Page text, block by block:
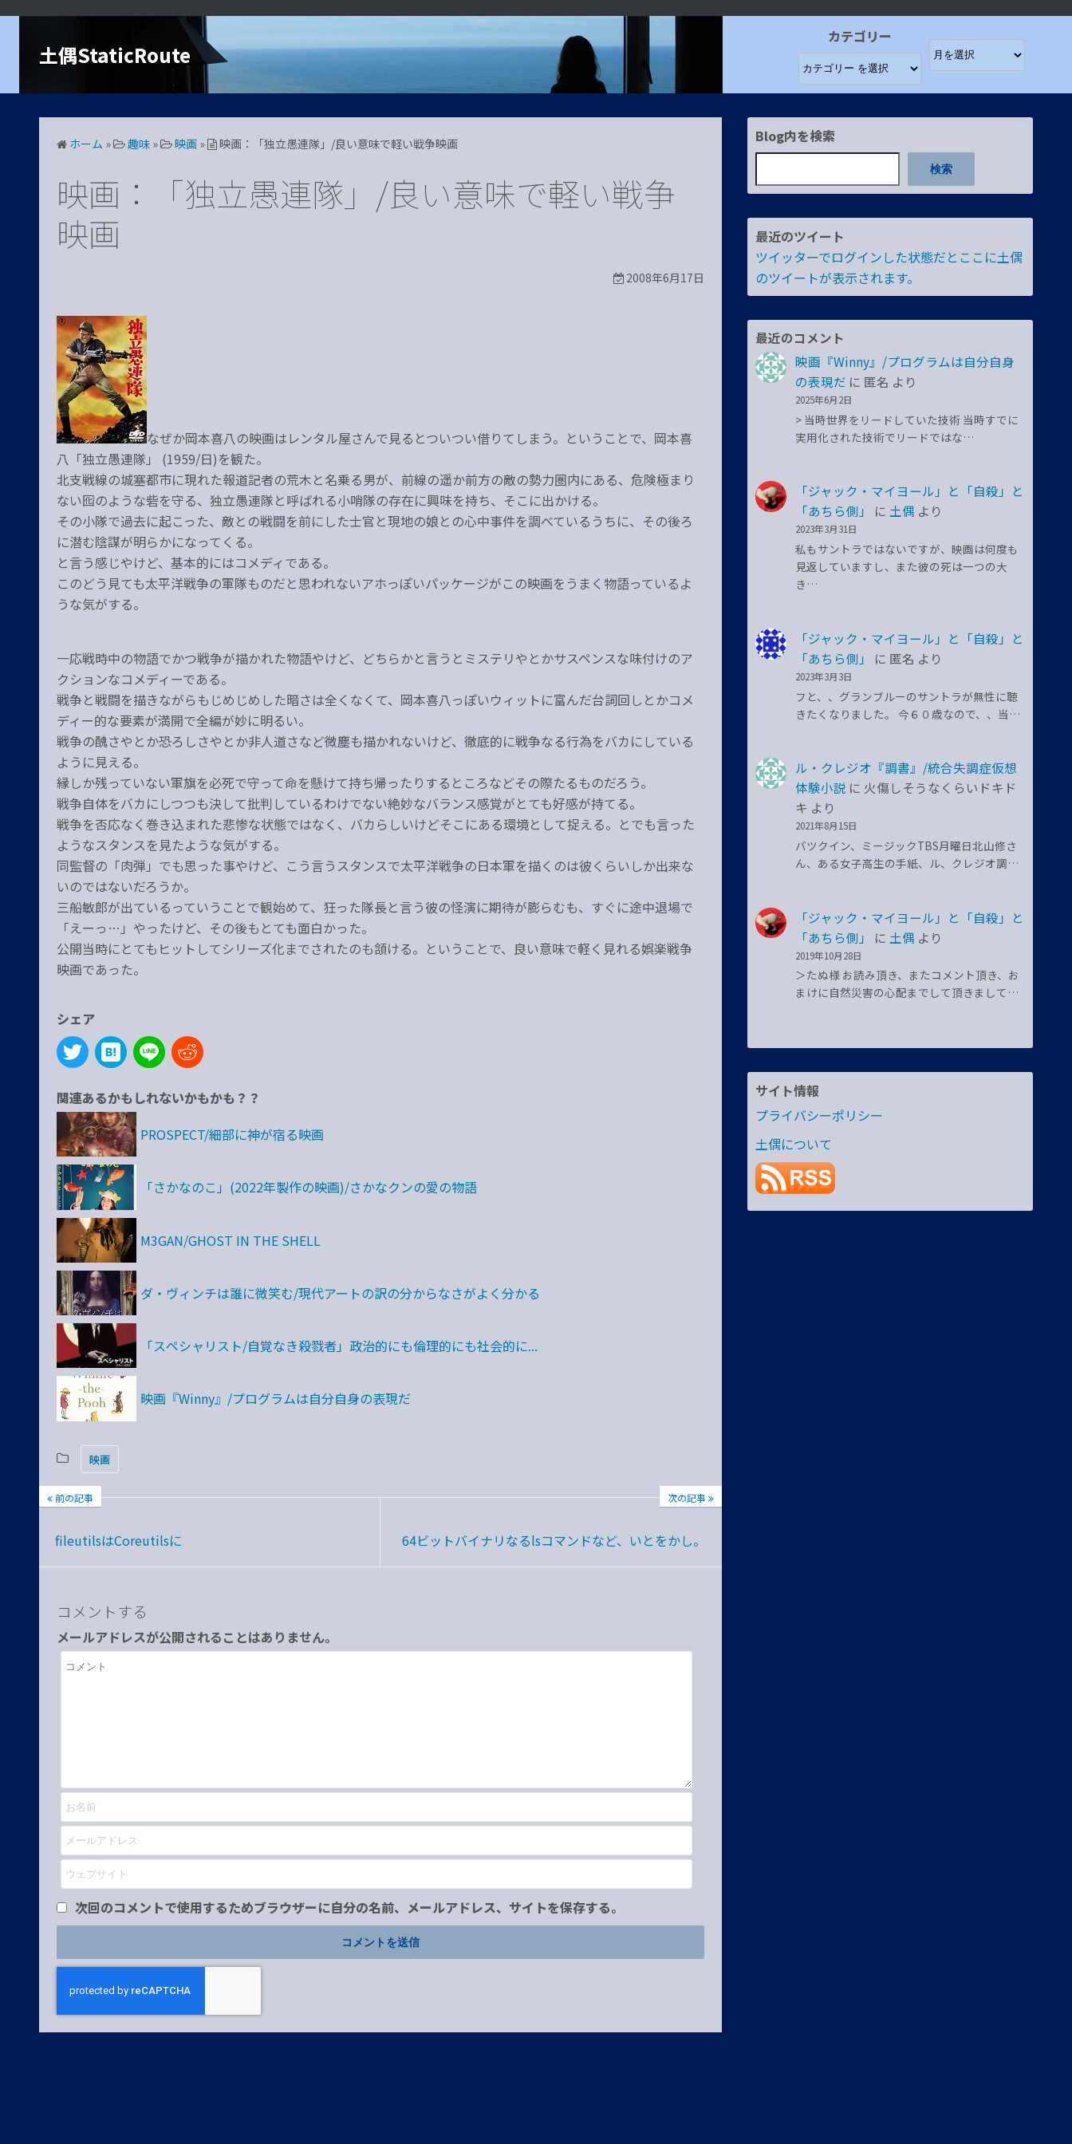
ツ
土偶StaticRoute
カテゴリー
ホーム » 趣味 » 映画 » 映画：「独立愚連隊」/良い意味で軽い戦争映画
映画：「独立愚連隊」/良い意味で軽い戦争
映画
2008年6月17日
なぜか岡本喜八の映画はレンタル屋さんで見るとついつい借りてしまう。ということで、岡本喜
八「独立愚連隊」 (1959/日)を観た。
北支戦線の城塞都市に現れた報道記者の荒木と名乗る男が、前線の遥か前方の敵の勢力圏内にある、危険極まり
ない囮のような砦を守る、独立愚連隊と呼ばれる小哨隊の存在に興味を持ち、そこに出かける。
その小隊で過去に起こった、敵との戦闘を前にした士官と現地の娘との心中事件を調べているうちに、その後ろ
に潜む陰謀が明らかになってくる。
と言う感じやけど、基本的にはコメディである。
このどう見ても太平洋戦争の軍隊ものだと思われないアホっぽいパッケージがこの映画をうまく物語っているよ
うな気がする。
一応戦時中の物語でかつ戦争が描かれた物語やけど、どちらかと言うとミステリやとかサスペンスな味付けのア
クションなコメディーである。
戦争と戦闘を描きながらもじめじめした暗さは全くなくて、岡本喜八っぽいウィットに富んだ台詞回しとかコメ
ディー的な要素が満開で全編が妙に明るい。
戦争の醜さやとか恐ろしさやとか非人道さなど微塵も描かれないけど、徹底的に戦争なる行為をバカにしている
ように見える。
縁しか残っていない軍旗を必死で守って命を懸けて持ち帰ったりするところなどその際たるものだろう。
戦争自体をバカにしつつも決して批判しているわけでない絶妙なバランス感覚がとても好感が持てる。
戦争を否応なく巻き込まれた悲惨な状態ではなく、バカらしいけどそこにある環境として捉える。とでも言った
ようなスタンスを見たような気がする。
同監督の「肉弾」でも思った事やけど、こう言うスタンスで太平洋戦争の日本軍を描くのは彼くらいしか出来な
いのではないだろうか。
三船敏郎が出ているっていうことで観始めて、狂った隊長と言う彼の怪演に期待が膨らむも、すぐに途中退場で
「えーっ…」やったけど、その後もとても面白かった。
公開当時にとてもヒットしてシリーズ化までされたのも頷ける。ということで、良い意味で軽く見れる娯楽戦争
映画であった。
シェア
関連あるかもしれないかもかも？？
PROSPECT/細部に神が宿る映画
「さかなのこ」(2022年製作の映画)/さかなクンの愛の物語
M3GAN/GHOST IN THE SHELL
ダ・ヴィンチは誰に微笑む/現代アートの訳の分からなさがよく分かる
「スペシャリスト/自覚なき殺戮者」政治的にも倫理的にも社会的に...
映画『Winny』/プログラムは自分自身の表現だ
映画
前の記事
fileutilsはCoreutilsに
次の記事
64ビットバイナリなるlsコマンドなど、いとをかし。
コメントする
メールアドレスが公開されることはありません。
次回のコメントで使用するためブラウザーに自分の名前、メールアドレス、サイトを保存する。
Blog内を検索
検索
最近のツイート
ツイッターでログインした状態だとここに土偶
のツイートが表示されます。
最近のコメント
映画『Winny』/プログラムは自分自身
の表現だ に 匿名 より
2025年6月2日
> 当時世界をリードしていた技術 当時すでに
実用化された技術でリードではな…
「ジャック・マイヨール」と「自殺」と
「あちら側」
に 土偶 より
2023年3月31日
私もサントラではないですが、映画は何度も
見返していますし、また彼の死は一つの大
き…
「ジャック・マイヨール」と「自殺」と
「あちら側」
に 匿名 より
2023年3月3日
フと、、グランブルーのサントラが無性に聴
きたくなりました。 今６０歳なので、、当…
ル・クレジオ『調書』/統合失調症仮想
体験小説 に 火傷しそうなくらいドキド
キ より
2021年8月15日
バツクイン、ミージックTBS月曜日北山修さ
ん、ある女子高生の手紙、ル、クレジオ調…
「ジャック・マイヨール」と「自殺」と
「あちら側」
に 土偶 より
2019年10月28日
＞たぬ様 お読み頂き、またコメント頂き、お
まけに自然災害の心配までして頂きまして…
サイト情報
プライバシーポリシー
土偶について